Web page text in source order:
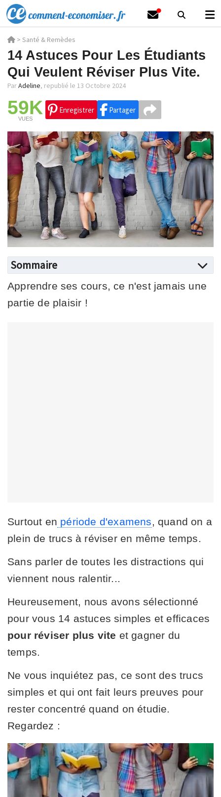
> Santé & Remèdes
14 Astuces Pour Les Étudiants
Qui Veulent Réviser Plus Vite.
ParAdeline, republié le 13 Octobre 2024
59K
VUES
Enregistrer Partager
Sommaire
Apprendre ses cours, ce n'est jamais une
partie de plaisir !
Surtout en période d'examens , quand on a
plein de trucs à réviser en même temps.
Sans parler de toutes les distractions qui
viennent nous ralentir...
Heureusement, nous avons sélectionné
pour vous 14 astuces simples et efficaces
pour réviser plus vite et gagner du
temps.
Ne vous inquiétez pas, ce sont des trucs
simples et qui ont fait leurs preuves pour
rester concentré quand on étudie.
Regardez :